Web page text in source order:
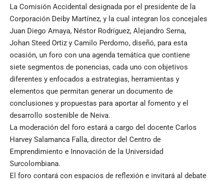
La Comisión Accidental designada por el presidente de la
Corporación Deiby Martínez, y la cual integran los concejales
Juan Diego Amaya, Néstor Rodríguez, Alejandro Serna,
Johan Steed Ortiz y Camilo Perdomo, diseñó, para esta
ocasión, un foro con una agenda temática que contiene
siete segmentos de ponencias, cada uno con objetivos
diferentes y enfocados a estrategias, herramientas y
elementos que permitan generar un documento de
conclusiones y propuestas para aportar al fomento y el
desarrollo sostenible de Neiva.
La moderación del foro estará a cargo del docente Carlos
Harvey Salamanca Falla, director del Centro de
Emprendimiento e Innovación de la Universidad
Surcolombiana.
El foro contará con espacios de reflexión e invitará al debate